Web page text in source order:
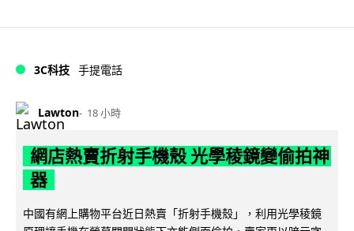
3C科技 手提電話
Lawton 18 小時
網店熱賣折射手機殼 光學稜鏡變偷拍神
器
中國有網上購物平台近日熱賣「折射手機殼」，利用光學稜鏡